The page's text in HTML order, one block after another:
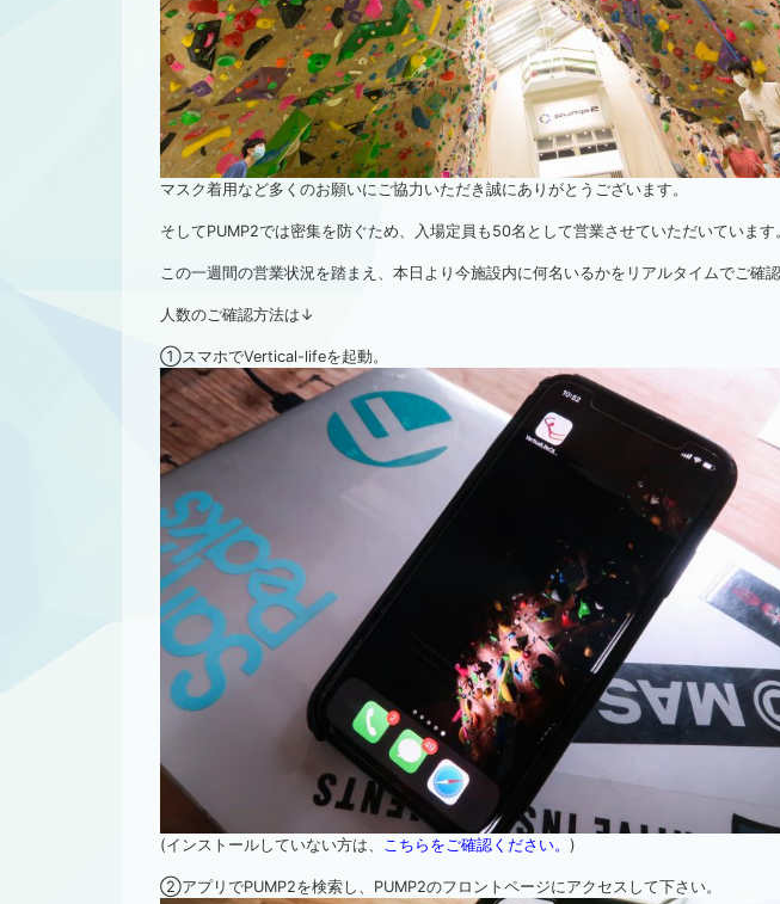
マスク着用など多くのお願いにご協力いただき誠にありがとうございます。
そしてPUMP2では密集を防ぐため、入場定員も50名として営業させていただいています
この一週間の営業状況を踏まえ、本日より今施設内に何名いるかをリアルタイムでご確
人数のご確認方法は↓
①スマホでVertical-lifeを起動。
(インストールしていない方は、 こちらをご確認ください。 )
②アプリでPUMP2を検索し、PUMP2のフロントページにアクセスして下さい。